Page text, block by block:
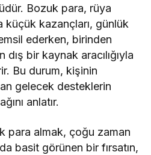
Bozuk para, rüya
kazançları, günlük
ederken, birinden
dış bir kaynak aracılığıyla
Bu durum, kişinin
gelecek desteklerin
anlatır.
para almak, çoğu zaman
basit görünen bir fırsatın,